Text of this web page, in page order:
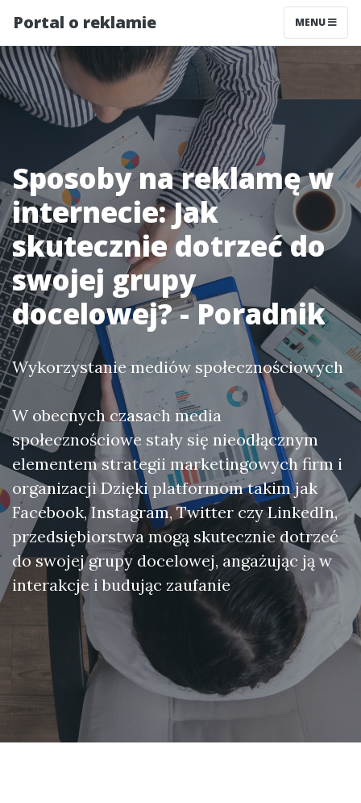
Portal o reklamie MENU
Sposoby na reklamę w
internecie: Jak
skutecznie dotrzeć do
swojej grupy
docelowej? - Poradnik
Wykorzystanie mediów społecznościowych
W obecnych czasach media
społecznościowe stały się nieodłącznym
elementem strategii marketingowych firm i
organizacji Dzięki platformom takim jak
Facebook, Instagram, Twitter czy LinkedIn,
przedsiębiorstwa mogą skutecznie dotrzeć
do swojej grupy docelowej, angażując ją w
interakcje i budując zaufanie